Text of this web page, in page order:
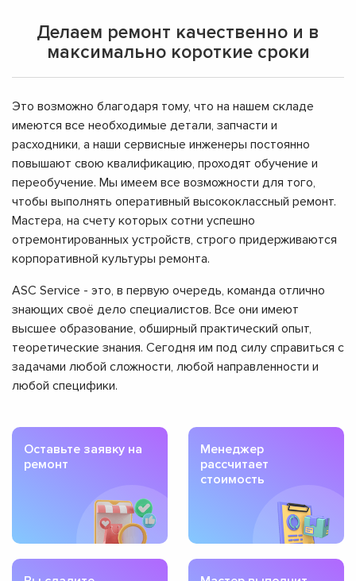
Делаем ремонт качественно и в
максимально короткие сроки
Это возможно благодаря тому, что на нашем складе
имеются все необходимые детали, запчасти и
расходники, а наши сервисные инженеры постоянно
повышают свою квалификацию, проходят обучение и
переобучение. Мы имеем все возможности для того,
чтобы выполнять оперативный высококлассный ремонт.
Мастера, на счету которых сотни успешно
отремонтированных устройств, строго придерживаются
корпоративной культуры ремонта.
ASC Service - это, в первую очередь, команда отлично
знающих своё дело специалистов. Все они имеют
высшее образование, обширный практический опыт,
теоретические знания. Сегодня им под силу справиться с
задачами любой сложности, любой направленности и
любой специфики.
Оставьте заявку на
ремонт
Менеджер
рассчитает
стоимость